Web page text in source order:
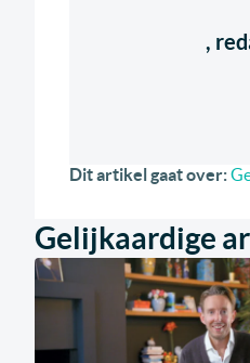
,
Dit artikel gaat over:
Gelijkaardige